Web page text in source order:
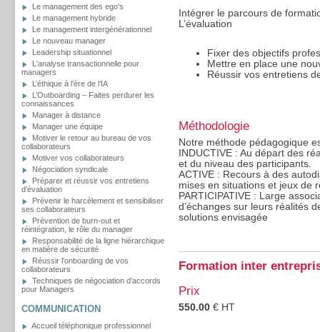
Le management des ego's
Le management hybride
Le management intergénérationnel
Le nouveau manager
Leadership situationnel
L'analyse transactionnelle pour
managers
L’éthique à l’ère de l’IA
L’Outboarding – Faites perdurer les
connaissances
Manager à distance
Manager une équipe
Motiver le retour au bureau de vos
collaborateurs
Motiver vos collaborateurs
Négociation syndicale
Préparer et réussir vos entretiens
d'évaluation
Prévenir le harcèlement et sensibiliser
ses collaborateurs
Prévention de burn-out et
réintégration, le rôle du manager
Responsabilité de la ligne hiérarchique
en matière de sécurité
Réussir l'onboarding de vos
collaborateurs
Techniques de négociation d’accords
pour Managers
COMMUNICATION
Accueil téléphonique professionnel
Intégrer le parcours de
L’évaluation
Fixer des objectifs
Mettre en place une
Réussir vos entretiens
Méthodologie
Notre méthode pédagogique
INDUCTIVE : Au départ des
et du niveau des participants.
ACTIVE : Recours à des
mises en situations et jeux de
PARTICIPATIVE : Large
d’échanges sur leurs réalités
solutions envisagée
Formation inter
Prix
550.00 € HT